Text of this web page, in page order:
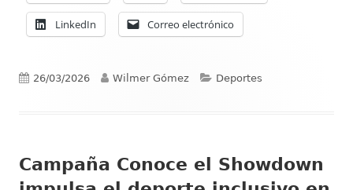
LinkedIn Correo electrónico
Publicado
26/03/2026 Autor
Wilmer Gómez Categorías
Deportes
Campaña Conoce el Showdown